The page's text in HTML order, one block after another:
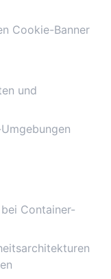
Cookie-Banner
und
Container-